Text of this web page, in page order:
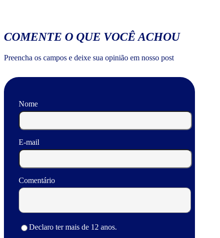
COMENTE O QUE VOCÊ ACHOU
Preencha os campos e deixe sua opinião em nosso post
Nome
E-mail
Comentário
Declaro ter mais de 12 anos.